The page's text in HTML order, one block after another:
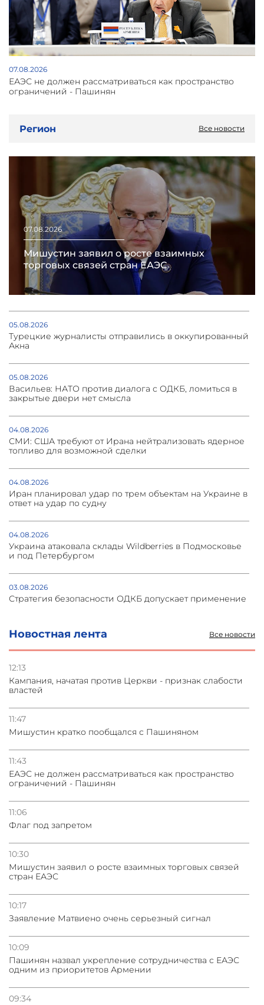
Новостная лента Все новости
12:13
Кампания, начатая против Церкви - признак слабости
властей
11:47
Мишустин кратко пообщался с Пашиняном
11:43
ЕАЭС не должен рассматриваться как пространство
ограничений - Пашинян
11:06
Флаг под запретом
10:30
Мишустин заявил о росте взаимных торговых связей
стран ЕАЭС
10:17
Заявление Матвиено очень серьезный сигнал
10:09
Пашинян назвал укрепление сотрудничества с ЕАЭС
одним из приоритетов Армении
09:34
07.08.2026
ЕАЭС не должен рассматриваться как пространство
ограничений - Пашинян
Регион Все новости
07.08.2026
Мишустин заявил о росте взаимных
торговых связей стран ЕАЭС
05.08.2026
Турецкие журналисты отправились в оккупированный
Акна
05.08.2026
Васильев: НАТО против диалога с ОДКБ, ломиться в
закрытые двери нет смысла
04.08.2026
СМИ: США требуют от Ирана нейтрализовать ядерное
топливо для возможной сделки
04.08.2026
Иран планировал удар по трем объектам на Украине в
ответ на удар по судну
04.08.2026
Украина атаковала склады Wildberries в Подмосковье
и под Петербургом
03.08.2026
Стратегия безопасности ОДКБ допускает применение
03.08.2026
Нассим Талеб отказался выступить с лекцией в
31.07.2026
Грузия развивается несмотря на внешние шоки и
вызовы – минэкономики Грузии